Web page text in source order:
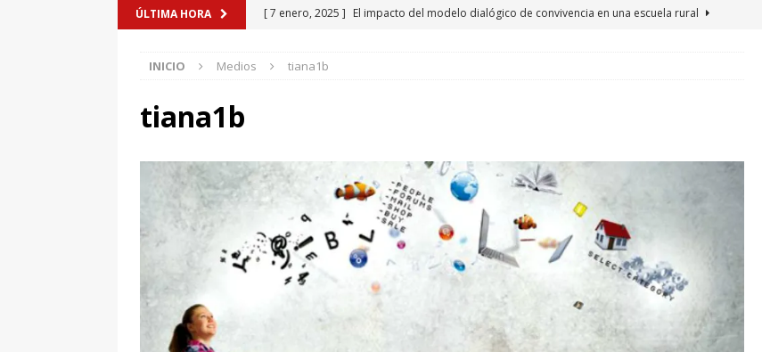
ÚLTIMA HORA [ 7 enero, 2025 ] El impacto del modelo dialógico de convivencia en una escuela rural
[ 7 enero, 2025 ]
[ 7 enero, 2025 ]
Adrián Aguayo Llanos
MIL PALABRAS
[ 7 enero, 2025 ] Imaginar otros mundos es posible: Tertulias entre familiares en la Escuela
Primaria Prof. Heliodoro Ruiz Castillo
EVIDENCIAS
INICIO Medios tiana1b
tiana1b